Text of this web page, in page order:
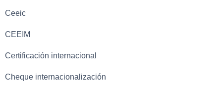
Ceeic
CEEIM
Certificación internacional
Cheque internacionalización